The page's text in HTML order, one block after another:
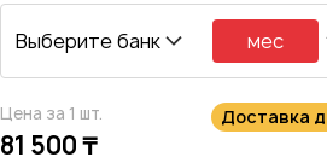
Выберите банк мес
Цена за 1 шт.
81 500 ₸
Доставка